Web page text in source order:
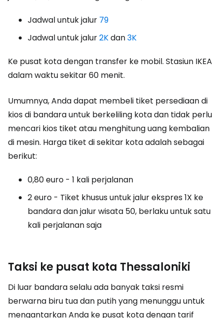
Jadwal untuk jalur 79
Jadwal untuk jalur2Kdan3K
Ke pusat kota dengan transfer ke mobil. Stasiun IKEA
dalam waktu sekitar 60 menit.
Umumnya, Anda dapat membeli tiket persediaan di
kios di bandara untuk berkeliling kota dan tidak perlu
mencari kios tiket atau menghitung uang kembalian
di mesin. Harga tiket di sekitar kota adalah sebagai
berikut:
0,80 euro - 1 kali perjalanan
2 euro - Tiket khusus untuk jalur ekspres 1X ke
bandara dan jalur wisata 50, berlaku untuk satu
kali perjalanan saja
Taksi ke pusat kota Thessaloniki
Di luar bandara selalu ada banyak taksi resmi
berwarna biru tua dan putih yang menunggu untuk
mengantarkan Anda ke pusat kota dengan tarif